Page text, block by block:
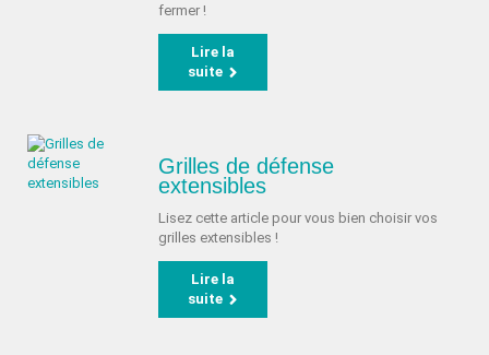
fermer !
Lire la
suite
Grilles de défense
extensibles
Lisez cette article pour vous bien choisir vos
grilles extensibles !
Lire la
suite